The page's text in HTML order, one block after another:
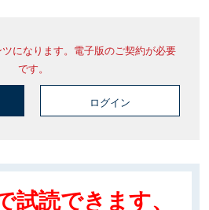
になります。電子版のご契約が必要
です。
ログイン
試読できます、